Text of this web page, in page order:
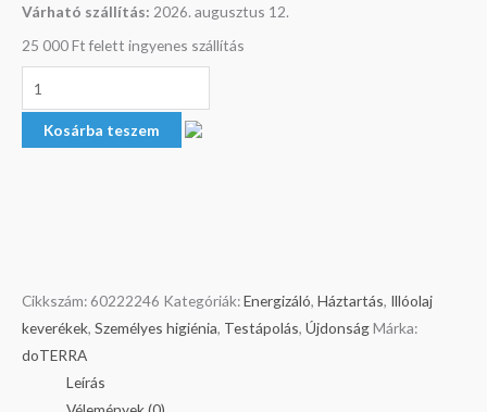
Várható szállítás: 2026. augusztus 12.
25 000 Ft felett ingyenes szállítás
Kosárba teszem
Cikkszám: 60222246 Kategóriák:Energizáló, Háztartás, Illóolaj
keverékek, Személyes higiénia, Testápolás, ÚjdonságMárka:
doTERRA
Leírás